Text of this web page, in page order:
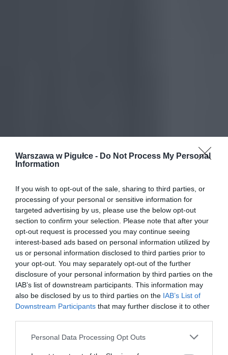
Warszawa w Pigułce - Do Not Process My Personal
Information
If you wish to opt-out of the sale, sharing to third parties, or
processing of your personal or sensitive information for
targeted advertising by us, please use the below opt-out
section to confirm your selection. Please note that after your
opt-out request is processed you may continue seeing
interest-based ads based on personal information utilized by
us or personal information disclosed to third parties prior to
your opt-out. You may separately opt-out of the further
disclosure of your personal information by third parties on the
IAB’s list of downstream participants. This information may
also be disclosed by us to third parties on the IAB’s List of
Downstream Participants that may further disclose it to other
Personal Data Processing Opt Outs